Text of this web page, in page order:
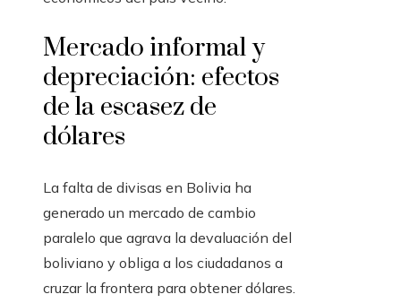
Mercado informal y
depreciación: efectos
de la escasez de
dólares
La falta de divisas en Bolivia ha
generado un mercado de cambio
paralelo que agrava la devaluación del
boliviano y obliga a los ciudadanos a
cruzar la frontera para obtener dólares.